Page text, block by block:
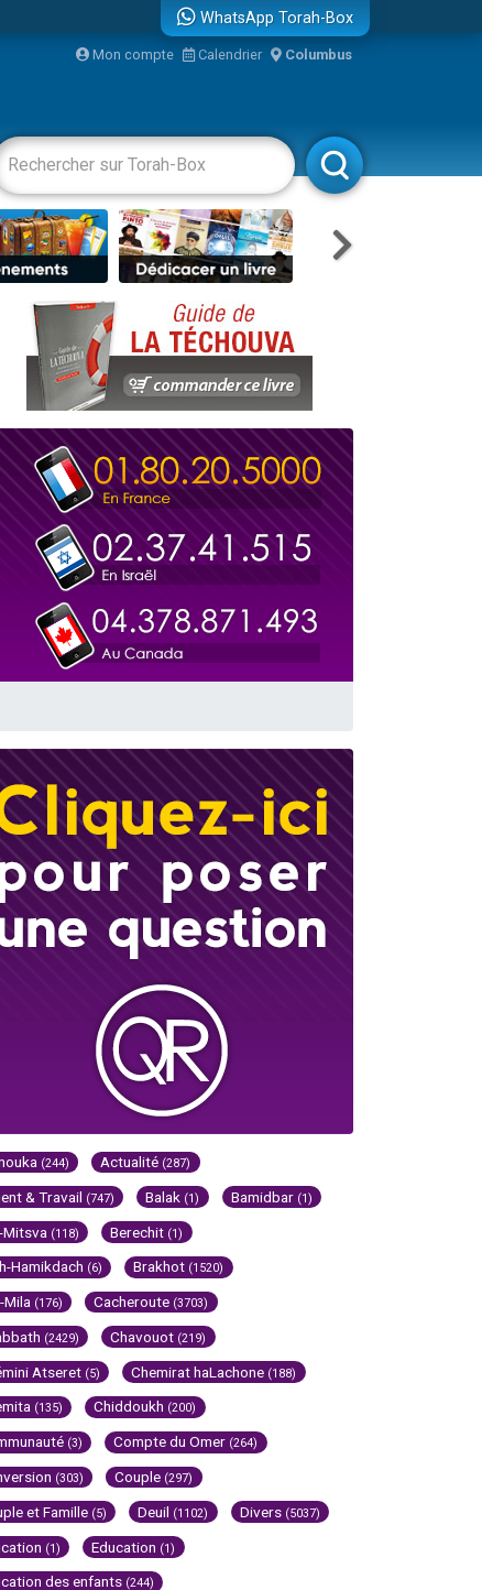
WhatsApp Torah-Box
Mon compte Calendrier Columbus
Livres Rabbanim
(244) Actualité (287)
& Travail (747) Balak (1) Bamidbar (1)
Mitsva (118) Berechit (1)
Hamikdach (6) Brakhot (1520)
Mila (176) Cacheroute (3703)
(2429) Chavouot (219)
Atseret (5) Chemirat haLachone (188)
(135) Chiddoukh (200)
(3) Compte du Omer (264)
(303) Couple (297)
et Famille (5) Deuil (1102) Divers (5037)
(1) Education (1)
des enfants (244)